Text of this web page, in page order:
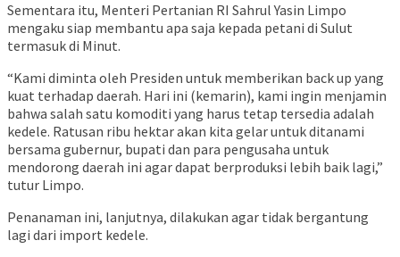
Sementara itu, Menteri Pertanian RI Sahrul Yasin Limpo
mengaku siap membantu apa saja kepada petani di Sulut
termasuk di Minut.
“Kami diminta oleh Presiden untuk memberikan back up yang
kuat terhadap daerah. Hari ini (kemarin), kami ingin menjamin
bahwa salah satu komoditi yang harus tetap tersedia adalah
kedele. Ratusan ribu hektar akan kita gelar untuk ditanami
bersama gubernur, bupati dan para pengusaha untuk
mendorong daerah ini agar dapat berproduksi lebih baik lagi,”
tutur Limpo.
Penanaman ini, lanjutnya, dilakukan agar tidak bergantung
lagi dari import kedele.